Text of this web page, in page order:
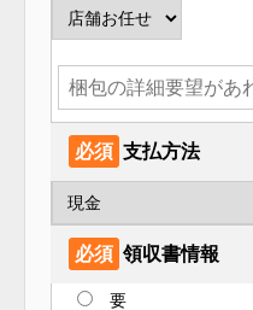
必須 支払方法
必須 領収書情報
要